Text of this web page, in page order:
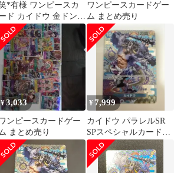
*有様 ワンピースカ
ド カイドウ 金ドン
ペシャルカード セッ
ト
ワンピースカードゲー
ム まとめ売り
¥3,033
ワンピースカードゲー
まとめ売り
¥ 7,999
カイドウ パラレルSR
SPスペシャルカード
OP04-044 1枚